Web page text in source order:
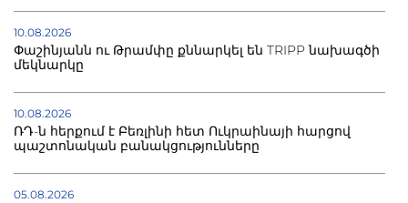
10.08.2026
Փաշինյանն ու Թրամփը քննարկել են TRIPP նախագծի
մեկնարկը
10.08.2026
ՌԴ-ն հերքում է Բեռլինի հետ Ուկրաինայի հարցով
պաշտոնական բանակցությունները
05.08.2026